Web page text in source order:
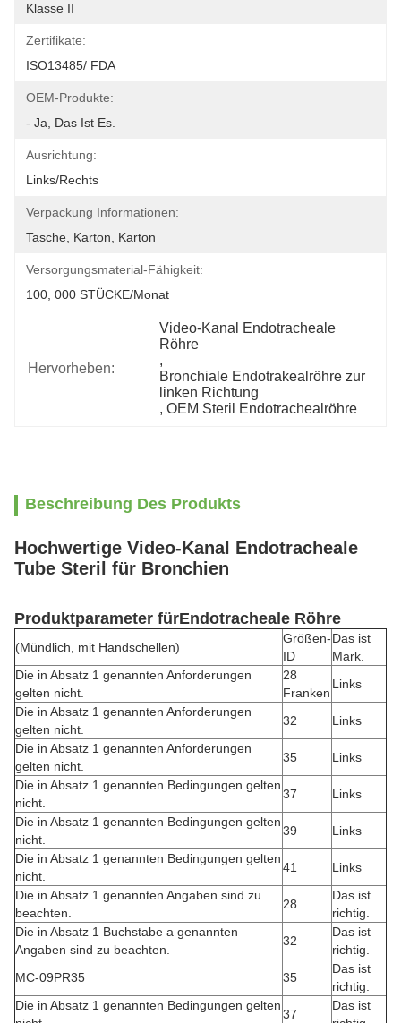
Klasse II
Zertifikate:
ISO13485/ FDA
OEM-Produkte:
- Ja, Das Ist Es.
Ausrichtung:
Links/rechts
Verpackung Informationen:
Tasche, Karton, Karton
Versorgungsmaterial-Fähigkeit:
100, 000 STÜCKE/Monat
Hervorheben:
Video-Kanal Endotracheale
Röhre
,
Bronchiale Endotrakealröhre zur
linken Richtung
, OEM Steril Endotrachealröhre
Beschreibung Des Produkts
Hochwertige Video-Kanal Endotracheale
Tube Steril für Bronchien
Produktparameter fürEndotracheale Röhre
(Mündlich, mit Handschellen)
Größen-
ID
Das ist
Mark.
Die in Absatz 1 genannten Anforderungen
gelten nicht.
28
Franken
Links
Die in Absatz 1 genannten Anforderungen
gelten nicht.
32
Links
Die in Absatz 1 genannten Anforderungen
gelten nicht.
35
Links
Die in Absatz 1 genannten Bedingungen gelten
nicht.
37
Links
Die in Absatz 1 genannten Bedingungen gelten
nicht.
39
Links
Die in Absatz 1 genannten Bedingungen gelten
nicht.
41
Links
Die in Absatz 1 genannten Angaben sind zu
beachten.
28
Das ist
richtig.
Die in Absatz 1 Buchstabe a genannten
Angaben sind zu beachten.
32
Das ist
richtig.
MC-09PR35
35
Das ist
richtig.
Die in Absatz 1 genannten Bedingungen gelten
37
Das ist